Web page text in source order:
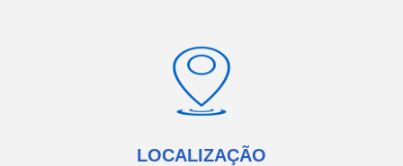
LOCALIZAÇÃO